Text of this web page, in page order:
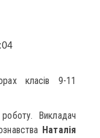
класів 9-11
Викладач
Наталія